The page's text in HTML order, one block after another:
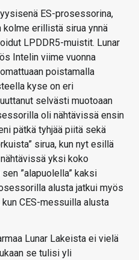
ES-prosessorina,
erillistä sirua ynnä
LPDDR5-muistit. Lunar
Intelin viime vuonna
poistamalla
kyse on eri
selvästi muotoaan
oli nähtävissä ensin
pätkä tyhjää piitä sekä
sirua, kun nyt esillä
yksi koko
”alapuolella” kaksi
alusta jatkui myös
CES-messuilla alusta
Lunar Lakeista ei vielä
se tulisi yli